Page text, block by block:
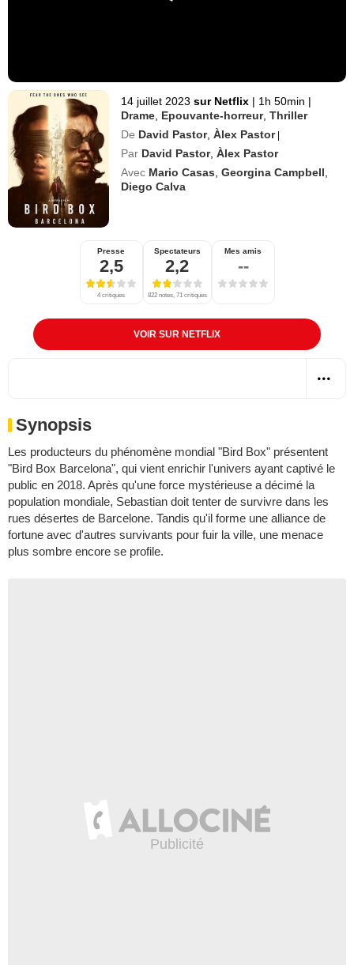
14 juillet 2023 sur Netflix | 1h 50min |
Drame Epouvante-horreur,Thriller
De David Pastor,Àlex Pastor |
Par David Pastor,Àlex Pastor
Avec Mario Casas ,Georgina Campbell
Diego Calva
Presse
2,5
4 critiques
Spectateurs
2,2
822 notes, 71 critiques
Mes amis
--
VOIR SUR NETFLIX
Synopsis
Les producteurs du phénomène mondial "Bird Box" présentent
"Bird Box Barcelona", qui vient enrichir l'univers ayant captivé le
public en 2018. Après qu'une force mystérieuse a décimé la
population mondiale, Sebastian doit tenter de survivre dans les
rues désertes de Barcelone. Tandis qu'il forme une alliance de
fortune avec d'autres survivants pour fuir la ville, une menace
plus sombre encore se profile.